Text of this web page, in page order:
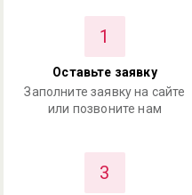
1
Оставьте заявку
Заполните заявку на сайте
или позвоните нам
3